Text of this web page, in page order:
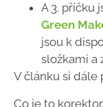
A 3. příčku
Green
jsou k
složkami a
V článku si dále
Co je to